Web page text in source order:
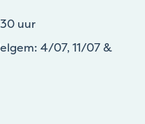
uur
4/07, 11/07 &